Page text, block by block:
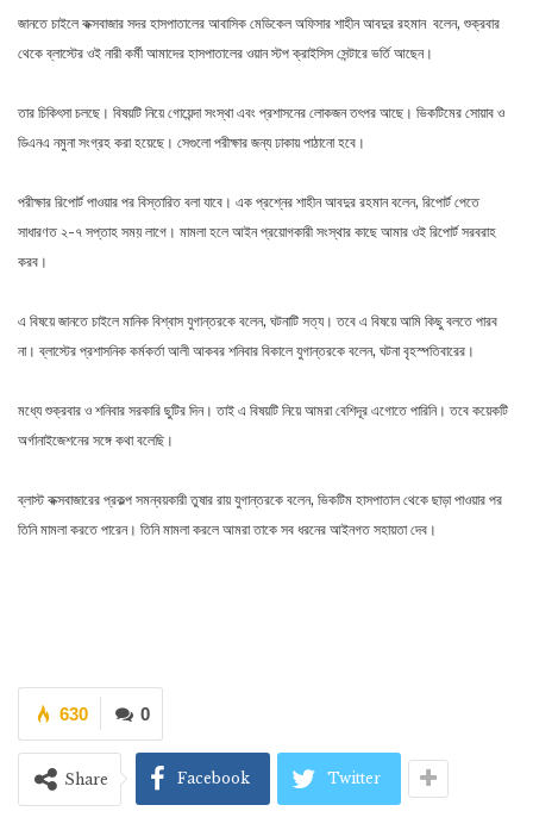
জানতে চাইলে কক্সবাজার সদর হাসপাতালের আবাসিক মেডিকেল অফিসার শাহীন আবদুর রহমান বলেন, শুক্রবার
থেকে ব্লাস্টের ওই নারী কর্মী আমাদের হাসপাতালের ওয়ান স্টপ ক্রাইসিস সেন্টারে ভর্তি আছেন।
তার চিকিৎসা চলছে। বিষয়টি নিয়ে গোয়েন্দা সংস্থা এবং প্রশাসনের লোকজন তৎপর আছে। ভিকটিমের সোয়াব ও
ডিএনএ নমুনা সংগ্রহ করা হয়েছে। সেগুলো পরীক্ষার জন্য ঢাকায় পাঠানো হবে।
পরীক্ষার রিপোর্ট পাওয়ার পর বিস্তারিত বলা যাবে। এক প্রশ্নের শাহীন আবদুর রহমান বলেন, রিপোর্ট পেতে
সাধারণত ২-৭ সপ্তাহ সময় লাগে। মামলা হলে আইন প্রয়োগকারী সংস্থার কাছে আমার ওই রিপোর্ট সরবরাহ
করব।
এ বিষয়ে জানতে চাইলে মানিক বিশ্বাস যুগান্তরকে বলেন, ঘটনাটি সত্য। তবে এ বিষয়ে আমি কিছু বলতে পারব
না। ব্লাস্টের প্রশাসনিক কর্মকর্তা আলী আকবর শনিবার বিকালে যুগান্তরকে বলেন, ঘটনা বৃহস্পতিবারের।
মধ্যে শুক্রবার ও শনিবার সরকারি ছুটির দিন। তাই এ বিষয়টি নিয়ে আমরা বেশিদূর এগোতে পারিনি। তবে কয়েকটি
অর্গানাইজেশনের সঙ্গে কথা বলেছি।
ব্লাস্ট কক্সবাজারের প্রকল্প সমন্বয়কারী তুষার রায় যুগান্তরকে বলেন, ভিকটিম হাসপাতাল থেকে ছাড়া পাওয়ার পর
তিনি মামলা করতে পারেন। তিনি মামলা করলে আমরা তাকে সব ধরনের আইনগত সহায়তা দেব।
0
630
Share Facebook Twitter